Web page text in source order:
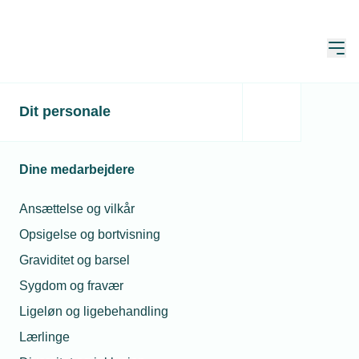
Dit personale
Dine medarbejdere
Ansættelse og vilkår
Opsigelse og bortvisning
Graviditet og barsel
Sygdom og fravær
Ligeløn og ligebehandling
Lærlinge
Skru op for
digitaliseringen af
Danmark
Opdateret: 20. okt. 2021